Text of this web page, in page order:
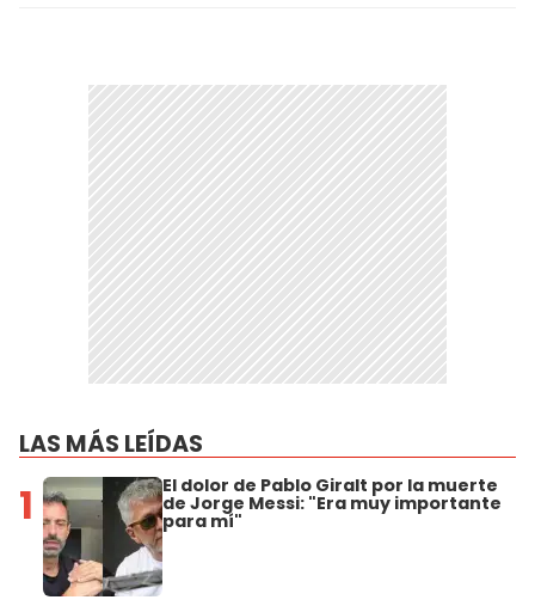
LAS MÁS LEÍDAS
1 El dolor de Pablo Giralt por la muerte
de Jorge Messi: "Era muy importante
para mí"